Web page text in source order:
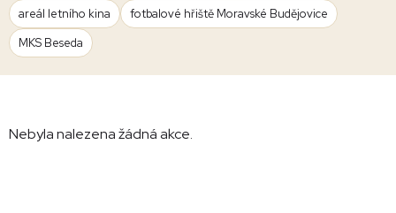
areál letního kina
fotbalové hřiště Moravské Budějovice
MKS Beseda
Nebyla nalezena žádná akce.